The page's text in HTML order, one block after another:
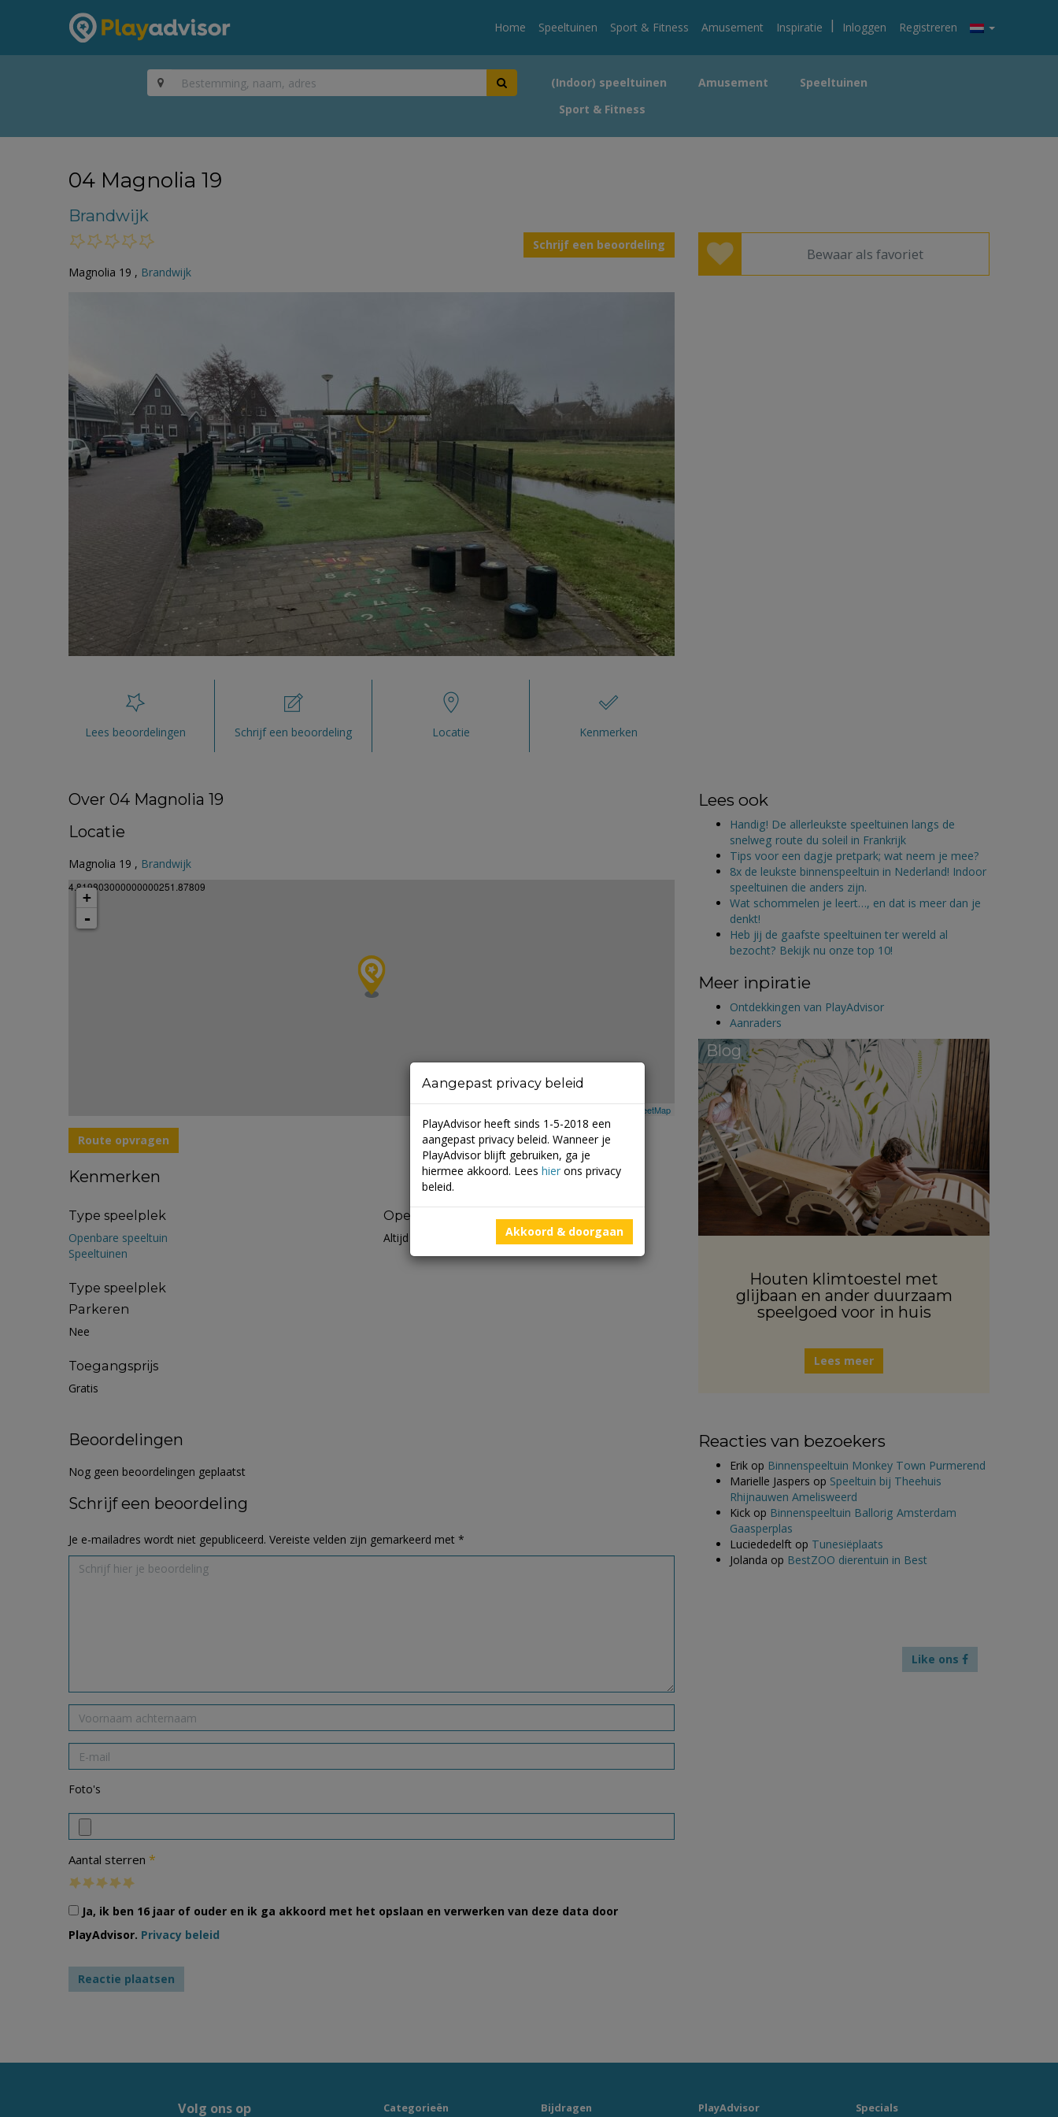
Home Speeltuinen Sport & Fitness Amusement Inspiratie | Inloggen Registreren
(Indoor) speeltuinen Amusement
Speeltuinen
Sport & Fitness
04 Magnolia 19
Brandwijk
Schrijf een beoordeling
Magnolia 19 , Brandwijk
Bewaar als favoriet
Lees beoordelingen Schrijf een beoordeling Locatie Kenmerken
Over 04 Magnolia 19
Locatie
Magnolia 19 , Brandwijk
4.819803000000000251.87809
+
-
OpenStreetMap
Route opvragen
Kenmerken
Type speelplek
Openbare speeltuin
Speeltuinen
Type speelplek
Parkeren
Nee
Toegangsprijs
Gratis
Openingstijden
Altijd open
Beoordelingen
Nog geen beoordelingen geplaatst
Schrijf een beoordeling
Je e-mailadres wordt niet gepubliceerd. Vereiste velden zijn gemarkeerd met *
Foto's
Aantal sterren *
Ja, ik ben 16 jaar of ouder en ik ga akkoord met het opslaan en verwerken van deze data door
PlayAdvisor. Privacy beleid
Lees ook
Handig! De allerleukste speeltuinen langs de
snelweg route du soleil in Frankrijk
Tips voor een dagje pretpark; wat neem je mee?
8x de leukste binnenspeeltuin in Nederland! Indoor
speeltuinen die anders zijn.
Wat schommelen je leert…, en dat is meer dan je
denkt!
Heb jij de gaafste speeltuinen ter wereld al
bezocht? Bekijk nu onze top 10!
Meer inpiratie
Ontdekkingen van PlayAdvisor
Aanraders
Blog
Houten klimtoestel met
glijbaan en ander duurzaam
speelgoed voor in huis
Lees meer
Reacties van bezoekers
Erik op Binnenspeeltuin Monkey Town Purmerend
Marielle Jaspers op Speeltuin bij Theehuis
Rhijnauwen Amelisweerd
Kick op Binnenspeeltuin Ballorig Amsterdam
Gaasperplas
Luciededelft op Tunesiëplaats
Jolanda op BestZOO dierentuin in Best
Like ons
Volg ons op Categorieën Bijdragen PlayAdvisor Specials
Aangepast privacy beleid
PlayAdvisor heeft sinds 1-5-2018 een
aangepast privacy beleid. Wanneer je
PlayAdvisor blijft gebruiken, ga je
hiermee akkoord. Lees hier ons privacy
beleid.
Akkoord & doorgaan